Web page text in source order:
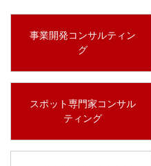
事業開発コンサルティン
グ
スポット専門家コンサル
ティング